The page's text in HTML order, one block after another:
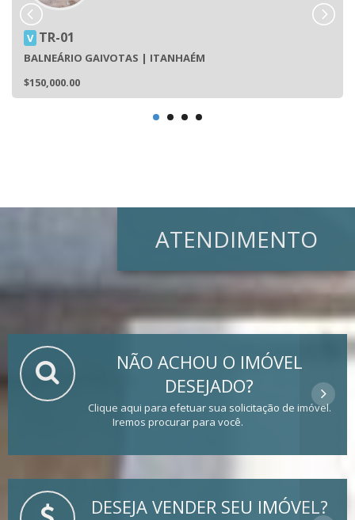
V TR-01
BALNEÁRIO GAIVOTAS | ITANHAÉM
$150,000.00
ATENDIMENTO
NÃO ACHOU O IMÓVEL
DESEJADO?
Clique aqui para efetuar sua solicitação de imóvel.
Iremos procurar para você.
DESEJA VENDER SEU IMÓVEL?